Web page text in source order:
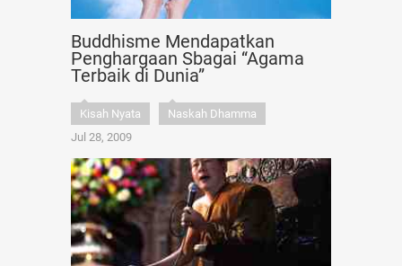
Buddhisme Mendapatkan
Penghargaan Sbagai “Agama
Terbaik di Dunia”
Kisah Nyata
Naskah Dhamma
Jul 28, 2009